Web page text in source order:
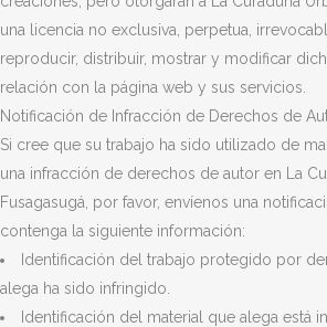
una licencia no exclusiva, perpetua,
reproducir, distribuir, mostrar y modificar
relación con la página web y sus servicios.
Notificación de Infracción de Derechos de
Si cree que su trabajo ha sido utilizado de
una infracción de derechos de autor en La
Fusagasugá, por favor, envíenos una
contenga la siguiente información:
Identificación del trabajo protegido por
alega ha sido infringido.
Identificación del material que alega está